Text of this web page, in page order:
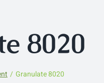
8020
Granulate 8020